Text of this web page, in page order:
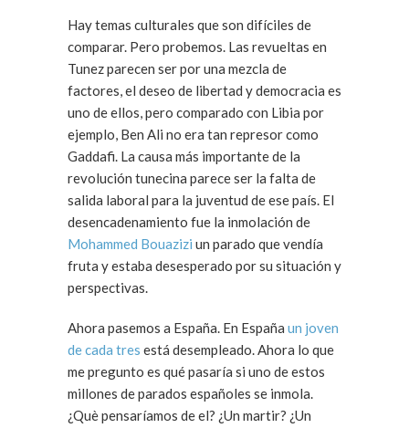
Hay temas culturales que son difíciles de
comparar. Pero probemos. Las revueltas en
Tunez parecen ser por una mezcla de
factores, el deseo de libertad y democracia es
uno de ellos, pero comparado con Libia por
ejemplo, Ben Ali no era tan represor como
Gaddafi. La causa más importante de la
revolución tunecina parece ser la falta de
salida laboral para la juventud de ese país. El
desencadenamiento fue la inmolación de
Mohammed Bouazizi un parado que vendía
fruta y estaba desesperado por su situación y
perspectivas.
Ahora pasemos a España. En España un joven
de cada tres está desempleado. Ahora lo que
me pregunto es qué pasaría si uno de estos
millones de parados españoles se inmola.
¿Què pensaríamos de el? ¿Un martir? ¿Un